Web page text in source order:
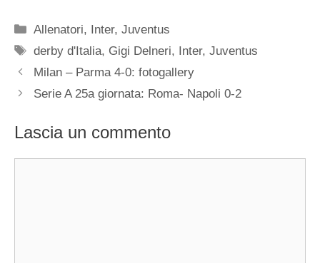
Categorie
Allenatori, Inter,Juventus
Tag
derby d'Italia, Gigi Delneri, Inter,Juventus
Milan – Parma 4-0: fotogallery
Serie A 25a giornata: Roma- Napoli 0-2
Lascia un commento